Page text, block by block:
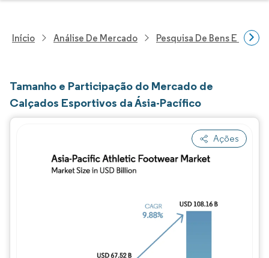
Início Análise De Mercado Pesquisa De Bens E
Tamanho e Participação do Mercado de
Calçados Esportivos da Ásia-Pacífico
Ações